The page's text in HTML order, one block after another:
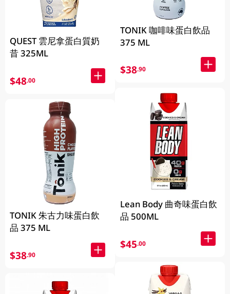
QUEST 雲尼拿蛋白質奶
昔 325ML
$48.00
TONIK 朱古力味蛋白飲
品 375 ML
$38.90
TONIK 咖啡味蛋白飲品
375 ML
$38.90
Lean Body 曲奇味蛋白飲
品 500ML
$45.00